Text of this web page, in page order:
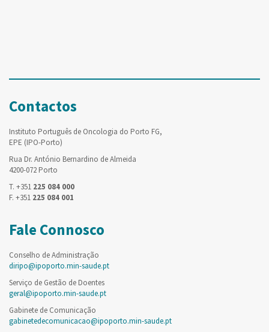
Contactos
Instituto Português de Oncologia do Porto FG,
EPE (IPO-Porto)
Rua Dr. António Bernardino de Almeida
4200-072 Porto
T. +351 225 084 000
F. +351 225 084 001
Fale Connosco
Conselho de Administração
diripo@ipoporto.min-saude.pt
Serviço de Gestão de Doentes
geral@ipoporto.min-saude.pt
Gabinete de Comunicação
gabinetedecomunicacao@ipoporto.min-saude.pt